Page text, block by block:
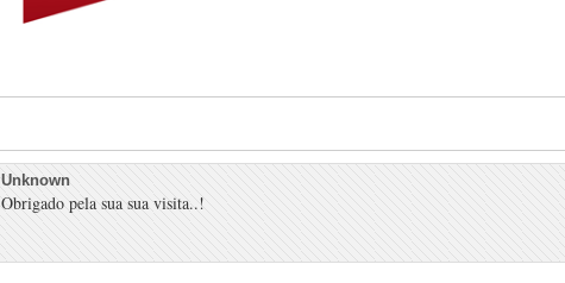
Unknown
Obrigado pela sua sua visita..!